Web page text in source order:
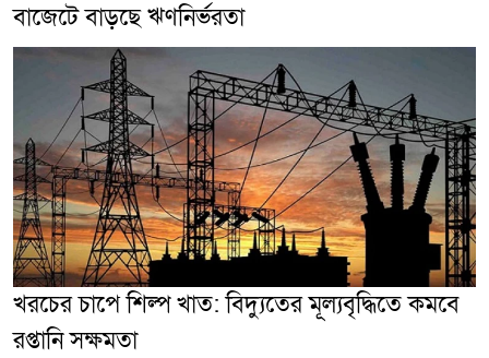
বাজেটে বাড়ছে ঋণনির্ভরতা
খরচের চাপে শিল্প খাত: বিদ্যুতের মূল্যবৃদ্ধিতে কমবে
রপ্তানি সক্ষমতা